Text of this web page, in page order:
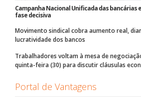
Campanha Nacional Unificada das bancárias
fase decisiva
Movimento sindical cobra aumento real,
lucratividade dos bancos
Trabalhadores voltam à mesa de
quinta-feira (30) para discutir cláusulas
Portal de Vantagens